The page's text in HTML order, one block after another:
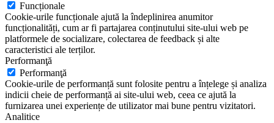
Funcționale
Cookie-urile funcționale ajută la îndeplinirea anumitor
funcționalități, cum ar fi partajarea conținutului site-ului web pe
platformele de socializare, colectarea de feedback și alte
caracteristici ale terților.
Performanţă
Performanţă
Cookie-urile de performanță sunt folosite pentru a înțelege și analiza
indicii cheie de performanță ai site-ului web, ceea ce ajută la
furnizarea unei experiențe de utilizator mai bune pentru vizitatori.
Analitice